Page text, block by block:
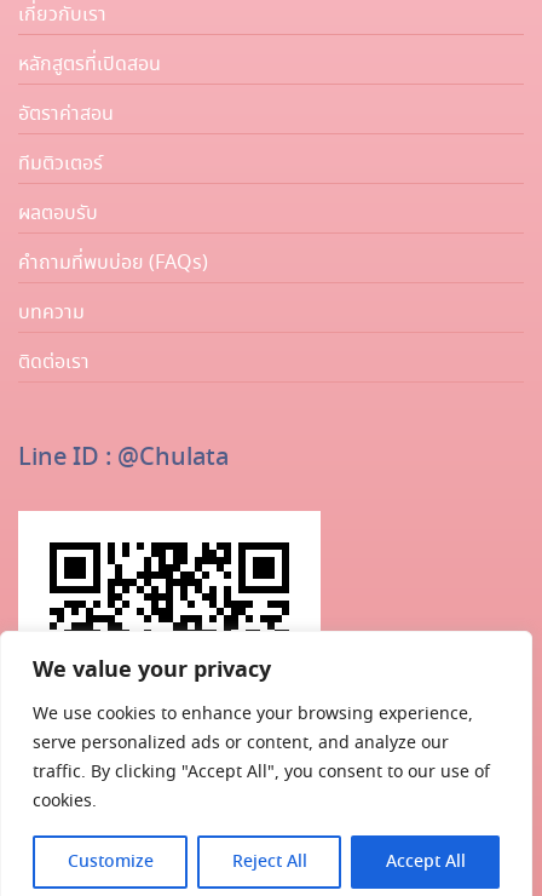
We value your privacy
We use cookies to enhance your browsing experience,
serve personalized ads or content, and analyze our
traffic. By clicking "Accept All", you consent to our use of
cookies.
Customize Reject All Accept All
เกี่ยวกับเรา
หลักสูตรที่เปิดสอน
อัตราค่าสอน
ทีมติวเตอร์
ผลตอบรับ
คำถามที่พบบ่อย (FAQs)
บทความ
ติดต่อเรา
Line ID : @chulata
©Copyright . Chulatutor Academia – All Rights Reserved.